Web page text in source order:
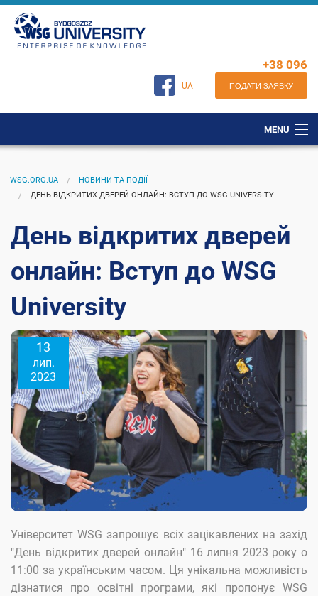
UA
+38 096
8931714
ПОДАТИ ЗАЯВКУ
MENU
АБІТУРІЄНТУ
ПОСЛУГИ
ONLINE КОНСУЛЬТАЦІЯ
КОНТАКТИ
WSG.ORG.UA
НОВИНИ ТА ПОДІЇ
ДЕНЬ ВІДКРИТИХ ДВЕРЕЙ ОНЛАЙН: ВСТУП ДО WSG UNIVERSITY
День відкритих дверей
онлайн: Вступ до WSG
University
13
лип.
2023
Університет WSG запрошує всіх зацікавлених на захід
"День відкритих дверей онлайн" 16 липня 2023 року о
11:00 за українським часом. Ця унікальна можливість
дізнатися про освітні програми, які пропонує WSG